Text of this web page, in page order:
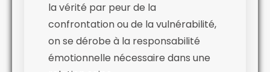
la vérité par peur de la
confrontation ou de la vulnérabilité,
on se dérobe à la responsabilité
émotionnelle nécessaire dans une